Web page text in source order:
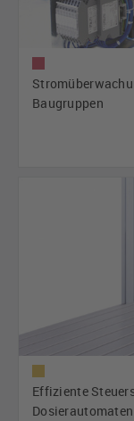
Baugruppen
Effiziente
Dosierautomaten